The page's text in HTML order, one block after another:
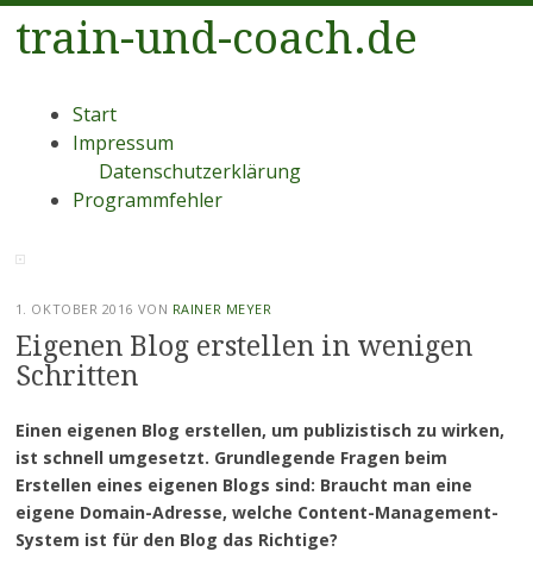
train-und-coach.de
Menü
Zum
Inhalt
Start
Impressum
Datenschutzerklärung
Programmfehler
1. OKTOBER 2016 VON RAINER MEYER
Eigenen Blog erstellen in wenigen
Schritten
Einen eigenen Blog erstellen, um publizistisch zu wirken,
ist schnell umgesetzt. Grundlegende Fragen beim
Erstellen eines eigenen Blogs sind: Braucht man eine
eigene Domain-Adresse, welche Content-Management-
System ist für den Blog das Richtige?